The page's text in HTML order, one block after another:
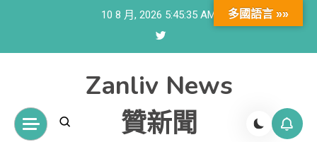
10 8 月, 2026 5:45:36 AM
Zanliv News
贊新聞
多國語言 »»